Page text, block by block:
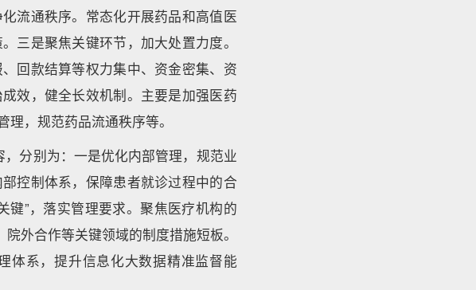
流通秩序。常态化开展药品和高值医
三是聚焦关键环节，加大处置力度。
回款结算等权力集中、资金密集、资
效，健全长效机制。主要是加强医药
，规范药品流通秩序等。
，分别为：一是优化内部管理，规范业
控制体系，保障患者就诊过程中的合
键”，落实管理要求。聚焦医疗机构的
外合作等关键领域的制度措施短板。
体系，提升信息化大数据精准监督能